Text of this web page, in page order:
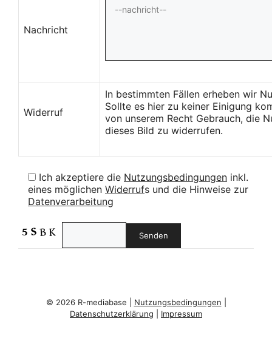
Nachricht
Widerruf
In bestimmten Fällen erheben wir
Sollte es hier zu keiner Einigung
von unserem Recht Gebrauch, die
dieses Bild zu widerrufen.
Ich akzeptiere die Nutzungsbedingungen inkl.
eines möglichen Widerrufs und die Hinweise zur
Datenverarbeitung
© 2026 R-mediabase | Nutzungsbedingungen
Datenschutzerklärung
Impressum